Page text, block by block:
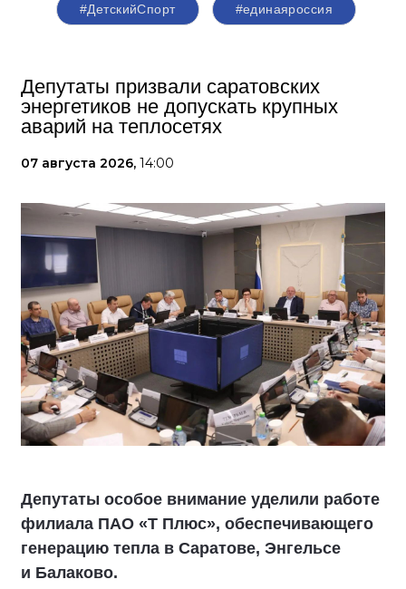
#ДетскийСпорт #единаяроссия
Депутаты призвали саратовских
энергетиков не допускать крупных
аварий на теплосетях
07 августа 2026, 14:00
Депутаты особое внимание уделили работе
филиала ПАО «Т Плюс», обеспечивающего
генерацию тепла в Саратове, Энгельсе
и Балаково.